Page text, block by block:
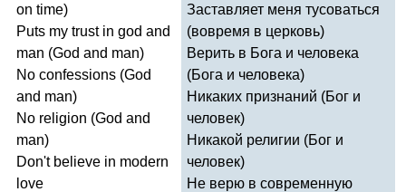
on time)
Puts my trust in god and
man (God and man)
No confessions (God
and man)
No religion (God and
man)
Don't believe in modern
love
Заставляет меня тусоваться
(вовремя в церковь)
Верить в Бога и человека
(Бога и человека)
Никаких признаний (Бог и
человек)
Никакой религии (Бог и
человек)
Не верю в современную